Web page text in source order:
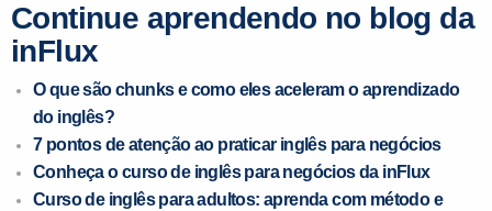
Continue aprendendo no blog da
inFlux
O que são chunks e como eles aceleram o aprendizado
do inglês?
7 pontos de atenção ao praticar inglês para negócios
Conheça o curso de inglês para negócios da inFlux
Curso de inglês para adultos: aprenda com método e